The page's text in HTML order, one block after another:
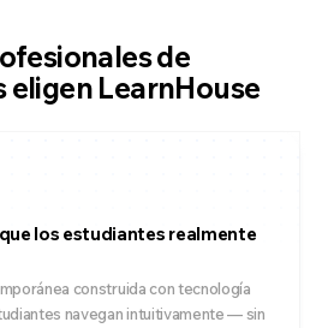
de
eligen LearnHouse
los estudiantes realmente
construida con tecnología
navegan intuitivamente — sin